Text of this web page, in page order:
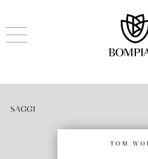
SAGGI